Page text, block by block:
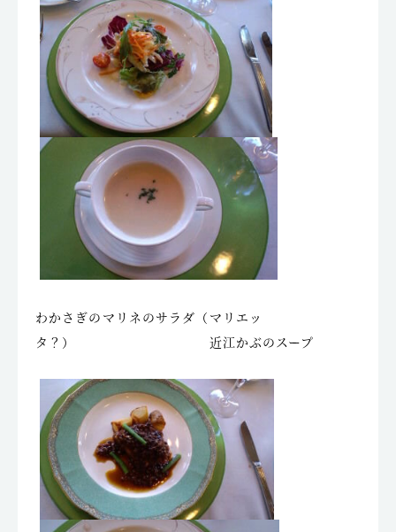
わかさぎのマリネのサラダ（マリエッ
タ？） 近江かぶのスープ